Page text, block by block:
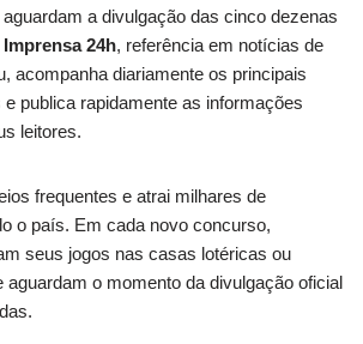
a divulgação das cinco dezenas
Imprensa 24h, referência em notícias de
acompanha diariamente os principais
publica rapidamente as informações
leitores.
frequentes e atrai milhares de
o país. Em cada novo concurso,
seus jogos nas casas lotéricas ou
aguardam o momento da divulgação oficial